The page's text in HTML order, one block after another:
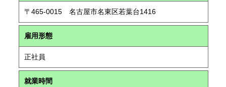
〒465-0015 名古屋市名東区若葉台1416
雇用形態
正社員
就業時間